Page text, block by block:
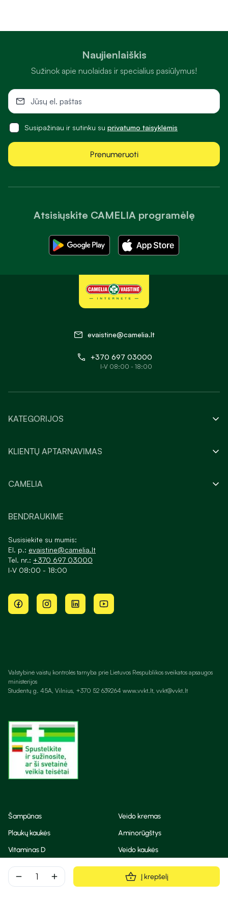
remove add Į krepšelį
Atsisiųskite CAMELIA programėlę
Naujienlaiškis
Sužinok apie nuolaidas ir specialius pasiūlymus!
Susipažinau ir sutinku su privatumo taisyklėmis
Prenumeruoti
evaistine@camelia.lt
+370 697 03000
I-V 08:00 - 18:00
KATEGORIJOS
KLIENTŲ APTARNAVIMAS
CAMELIA
BENDRAUKIME
Susisiekite su mumis:
El. p.: evaistine@camelia.lt
Tel. nr.: +370 697 03000
I-V 08:00 - 18:00
Valstybinė vaistų kontrolės tarnyba prie Lietuvos Respublikos sveikatos apsaugos
ministerijos
Studentų g. 45A, Vilnius, +370 52 639264 www.vvkt.lt, vvkt@vvkt.lt
Šampūnas
Veido kremas
Plaukų kaukės
Aminorūgštys
Vitaminas D
Veido kaukės
Korėjietiška kosmetika
Eteriniai aliejai
Dezodorantas
BB ir CC kremas